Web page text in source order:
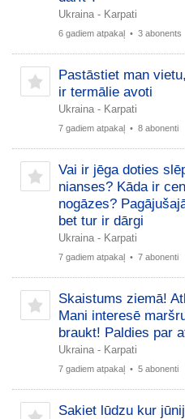
Ukraina - Karpati
6 gadiem atpakaļ • 3 abonents
Pastāstiet man
ir termālie avoti
Ukraina - Karpati
7 gadiem atpakaļ • 8 abonenti
Vai ir jēga doties
nianses? Kāda ir
nogāzes?
bet tur ir dārgi
Ukraina - Karpati
7 gadiem atpakaļ • 7 abonenti
Skaistums ziemā!
Mani interesē
braukt! Paldies par
Ukraina - Karpati
7 gadiem atpakaļ • 5 abonenti
Sakiet lūdzu kur